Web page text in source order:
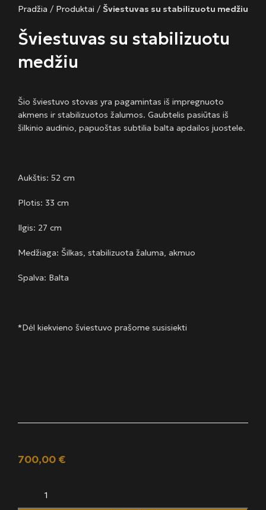
Pradžia / Produktai / Šviestuvas su stabilizuotu medžiu
Šviestuvas su stabilizuotu
medžiu
Šio šviestuvo stovas yra pagamintas iš impregnuoto
akmens ir stabilizuotos žalumos. Gaubtelis pasiūtas iš
šilkinio audinio, papuoštas subtilia balta apdailos juostele.
Aukštis: 52 cm
Plotis: 33 cm
Ilgis: 27 cm
Medžiaga: Šilkas, stabilizuota žaluma, akmuo
Spalva: Balta
*Dėl kiekvieno šviestuvo prašome susisiekti
700,00 €